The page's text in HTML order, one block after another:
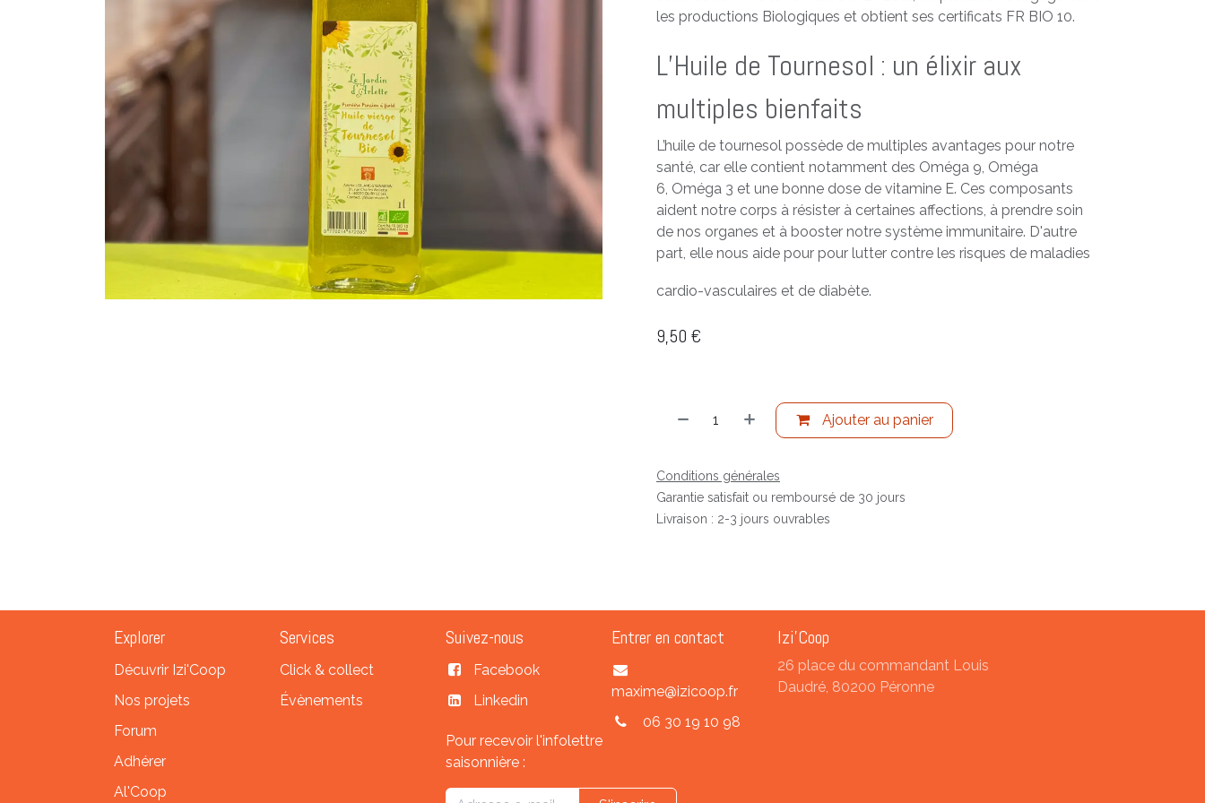
les productions Biologiques et obtient ses certificats FR BIO 10.
L’Huile de Tournesol : un élixir aux
multiples bienfaits
L’huile de tournesol possède de multiples avantages pour notre
santé, car elle contient notamment des Oméga 9, Oméga
6, Oméga 3 et une bonne dose de vitamine E. Ces composants
aident notre corps à résister à certaines affections, à prendre soin
de nos organes et à booster notre système immunitaire. D'autre
part, elle nous aide pour pour lutter contre les risques de maladies
cardio-vasculaires et de diabète.
9,50 €
Ajouter au panier
Conditions générales
Garantie satisfait ou remboursé de 30 jours
Livraison : 2-3 jours ouvrables
Explorer
Décuvrir Izi'Coop
Nos projets
Forum
Adhérer
Al'Coop
Services
Click & collect
Évènements
Suivez-nous
Facebook
Linkedin
Pour recevoir l'infolettre
saisonnière :
Entrer en contact
maxime@izicoop.fr
06 30 19 10 98
Izi'Coop
26 place du commandant Louis
Daudré, 80200 Péronne